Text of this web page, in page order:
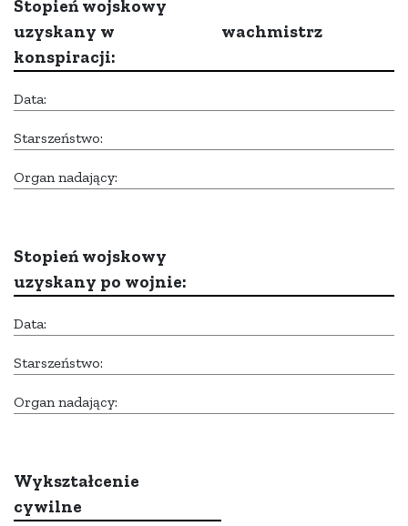
Stopień wojskowy
uzyskany w
konspiracji:
wachmistrz
Data:
Starszeństwo:
Organ nadający:
Stopień wojskowy
uzyskany po wojnie:
Data:
Starszeństwo:
Organ nadający:
Wykształcenie
cywilne